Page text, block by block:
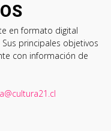
en formato digital
principales objetivos
con información de